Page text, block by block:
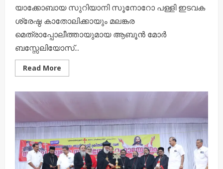
യാക്കോബായ സുറിയാനി സൂനോറോ പള്ളി ഇടവക
ശ്രേഷ്ഠ കാതോലിക്കായും മലങ്കര
മെത്രാപ്പോലീത്തായുമായ ആബൂൻ മോർ
ബസ്സേലിയോസ്...
Read More
more
ബാവായ്ക്ക്
വടവുകോട്
സ്‌നേഹാദരവ്